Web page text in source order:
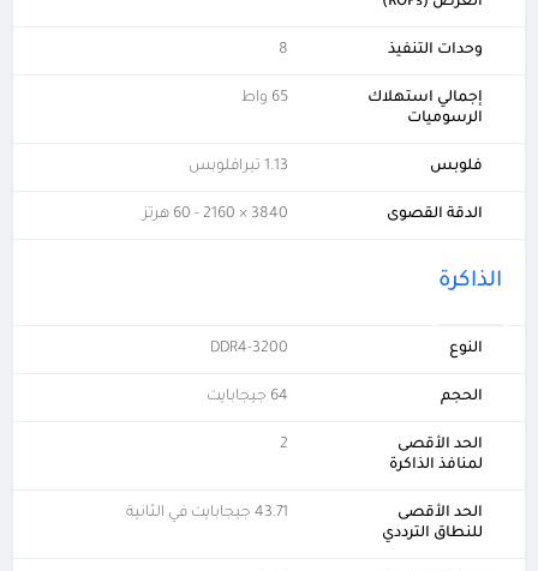
وحدات التنفيذ 8
إجمالي استهلاك
الرسوميات
65 واط
فلوبس 1.13 تيرافلوبس
الدقة القصوى 3840 × 2160 - 60 هرتز
الذاكرة
النوع DDR4-3200
الحجم 64 جيجابايت
الحد الأقصى
لمنافذ الذاكرة
الحد الأقصى
للنطاق الترددي
43.71 جيجابايت في الثانية